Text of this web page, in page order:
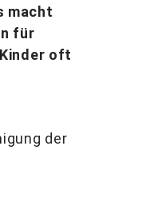
macht
für
oft
der